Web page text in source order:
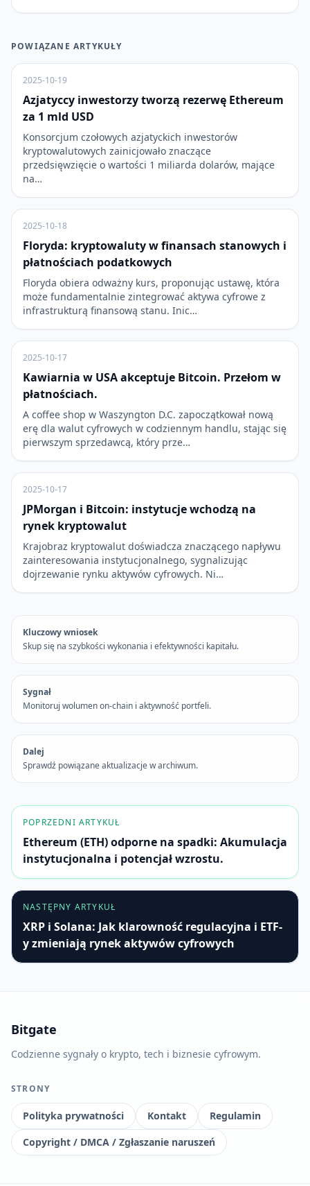
POWIĄZANE ARTYKUŁY
2025-10-19
Azjatyccy inwestorzy tworzą rezerwę Ethereum
za 1 mld USD
Konsorcjum czołowych azjatyckich inwestorów
kryptowalutowych zainicjowało znaczące
przedsięwzięcie o wartości 1 miliarda dolarów, mające
na…
2025-10-18
Floryda: kryptowaluty w finansach stanowych i
płatnościach podatkowych
Floryda obiera odważny kurs, proponując ustawę, która
może fundamentalnie zintegrować aktywa cyfrowe z
infrastrukturą finansową stanu. Inic…
2025-10-17
Kawiarnia w USA akceptuje Bitcoin. Przełom w
płatnościach.
A coffee shop w Waszyngton D.C. zapoczątkował nową
erę dla walut cyfrowych w codziennym handlu, stając się
pierwszym sprzedawcą, który prze…
2025-10-17
JPMorgan i Bitcoin: instytucje wchodzą na
rynek kryptowalut
Krajobraz kryptowalut doświadcza znaczącego napływu
zainteresowania instytucjonalnego, sygnalizując
dojrzewanie rynku aktywów cyfrowych. Ni…
Kluczowy wniosek
Skup się na szybkości wykonania i efektywności kapitału.
Sygnał
Monitoruj wolumen on-chain i aktywność portfeli.
Dalej
Sprawdź powiązane aktualizacje w archiwum.
POPRZEDNI ARTYKUŁ
Ethereum (ETH) odporne na spadki: Akumulacja
instytucjonalna i potencjał wzrostu.
NASTĘPNY ARTYKUŁ
XRP i Solana: Jak klarowność regulacyjna i ETF-
y zmieniają rynek aktywów cyfrowych
Bitgate
Codzienne sygnały o krypto, tech i biznesie cyfrowym.
STRONY
Polityka prywatności Kontakt
Regulamin
Copyright / DMCA / Zgłaszanie naruszeń